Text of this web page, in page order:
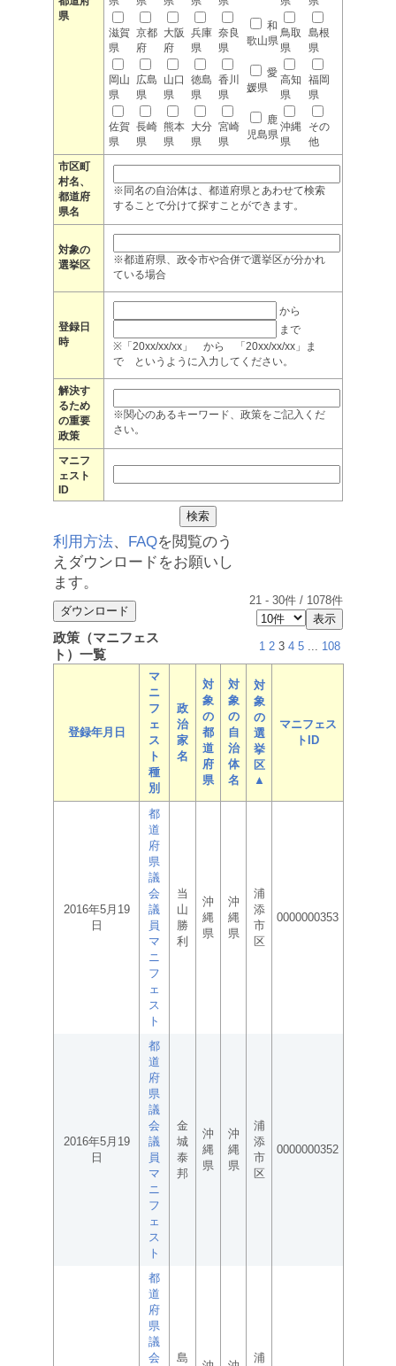
県
滋賀
県
京都
府
大阪
府
兵庫
県
奈良
県
和
歌山県
鳥取
県
島根
県
岡山
県
広島
県
山口
県
徳島
県
香川
県
愛
媛県
高知
県
福岡
県
佐賀
県
長崎
県
熊本
県
大分
県
宮崎
県
鹿
児島県
沖縄
県
その
他
市区町
村名、
都道府
県名
※同名の自治体は、都道府県とあわせて検索
することで分けて探すことができます。
対象の
選挙区
※都道府県、政令市や合併で選挙区が分かれ
ている場合
登録日
時
から
まで
※「20xx/xx/xx」 から 「20xx/xx/xx」ま
で というように入力してください。
解決す
るため
の重要
政策
※関心のあるキーワード、政策をご記入くだ
さい。
マニフ
ェスト
ID
利用方法、 FAQを閲覧のう
えダウンロードをお願いし
ます。
21 - 30件 / 1078件
政策（マニフェス
ト）一覧
1 2 3 4 5 ... 108
登録年月日
マ
ニ
フ
ェ
ス
ト
種
別
政
治
家
名
対
象
の
都
道
府
県
対
象
の
自
治
体
名
対
象
の
選
挙
区
▲
マニフェス
トID
2016年5月19
日
都
道
府
県
議
会
議
員
マ
ニ
フ
ェ
ス
ト
当
山
勝
利
沖
縄
県
沖
縄
県
浦
添
市
区
0000000353
2016年5月19
日
都
道
府
県
議
会
議
員
マ
ニ
フ
ェ
ス
ト
金
城
泰
邦
沖
縄
県
沖
縄
県
浦
添
市
区
0000000352
都
道
府
県
議
会
島 浦